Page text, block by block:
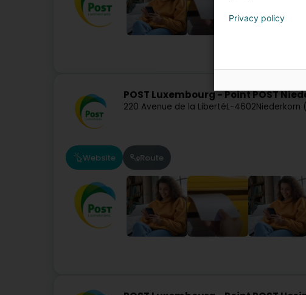
POST Luxembourg - Point POST
220 Avenue de la LibertéL-4602Niederkorn
Website Route
Privacy policy